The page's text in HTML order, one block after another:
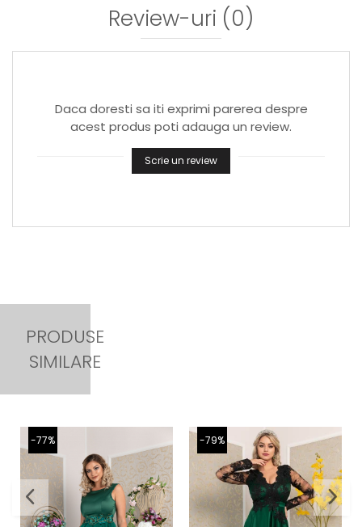
Review-uri (0)
Daca doresti sa iti exprimi parerea despre
acest produs poti adauga un review.
Scrie un review
PRODUSE
SIMILARE
-77% -79%